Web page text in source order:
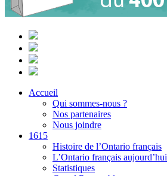
Accueil
Qui sommes-nous ?
Nos partenaires
Nous joindre
1615
Histoire de l’Ontario français
L’Ontario français aujourd’hui
Statistiques